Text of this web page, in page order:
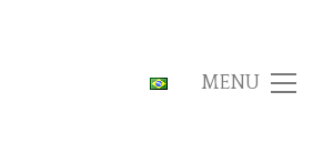
MENU